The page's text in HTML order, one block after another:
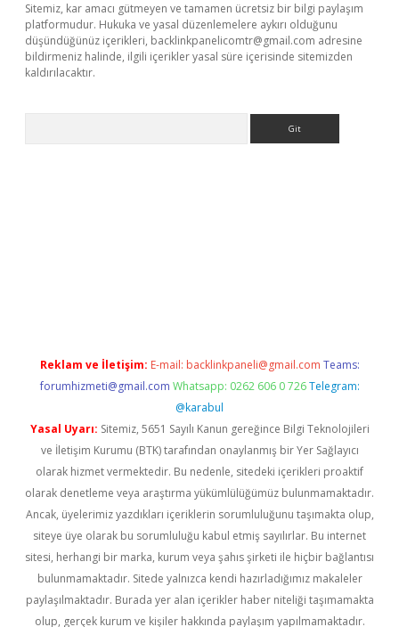
Sitemiz, kar amacı gütmeyen ve tamamen ücretsiz bir bilgi paylaşım
platformudur. Hukuka ve yasal düzenlemelere aykırı olduğunu
düşündüğünüz içerikleri, backlinkpanelicomtr@gmail.com adresine
bildirmeniz halinde, ilgili içerikler yasal süre içerisinde sitemizden
kaldırılacaktır.
Reklam ve İletişim: E-mail: backlinkpaneli@gmail.com Teams:
forumhizmeti@gmail.com Whatsapp: 0262 606 0 726 Telegram:
@karabul
Yasal Uyarı: Sitemiz, 5651 Sayılı Kanun gereğince Bilgi Teknolojileri
ve İletişim Kurumu (BTK) tarafından onaylanmış bir Yer Sağlayıcı
olarak hizmet vermektedir. Bu nedenle, sitedeki içerikleri proaktif
olarak denetleme veya araştırma yükümlülüğümüz bulunmamaktadır.
Ancak, üyelerimiz yazdıkları içeriklerin sorumluluğunu taşımakta olup,
siteye üye olarak bu sorumluluğu kabul etmiş sayılırlar. Bu internet
sitesi, herhangi bir marka, kurum veya şahıs şirketi ile hiçbir bağlantısı
bulunmamaktadır. Sitede yalnızca kendi hazırladığımız makaleler
paylaşılmaktadır. Burada yer alan içerikler haber niteliği taşımamakta
olup, gerçek kurum ve kişiler hakkında paylaşım yapılmamaktadır.